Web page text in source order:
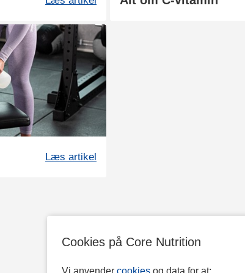
Cookies på Core Nutrition
Vi anvender cookies og data for at:
Læs artikel